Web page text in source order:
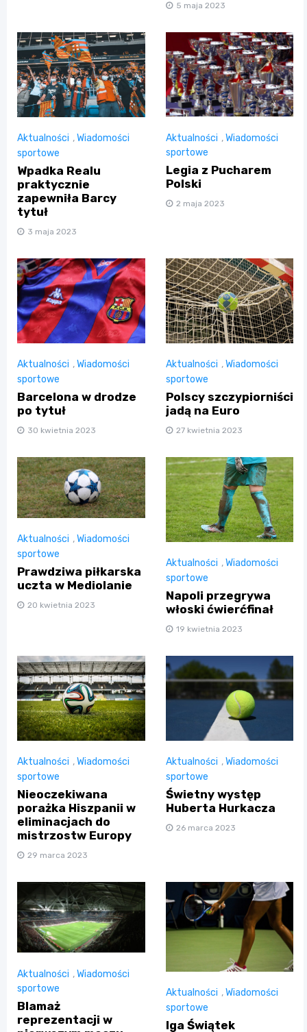
5 maja 2023
Aktualności ,Wiadomości
sportowe
Wpadka Realu
praktycznie
zapewniła Barcy
tytuł
3 maja 2023
Aktualności ,Wiadomości
sportowe
Legia z Pucharem
Polski
2 maja 2023
Aktualności ,Wiadomości
sportowe
Barcelona w drodze
po tytuł
30 kwietnia 2023
Aktualności ,Wiadomości
sportowe
Polscy szczypiorniści
jadą na Euro
27 kwietnia 2023
Aktualności ,Wiadomości
sportowe
Prawdziwa piłkarska
uczta w Mediolanie
20 kwietnia 2023
Aktualności ,Wiadomości
sportowe
Napoli przegrywa
włoski ćwierćfinał
19 kwietnia 2023
Aktualności ,Wiadomości
sportowe
Nieoczekiwana
porażka Hiszpanii w
eliminacjach do
mistrzostw Europy
29 marca 2023
Aktualności ,Wiadomości
sportowe
Świetny występ
Huberta Hurkacza
26 marca 2023
Aktualności ,Wiadomości
sportowe
Blamaż
reprezentacji w
Aktualności ,Wiadomości
sportowe
Iga Świątek